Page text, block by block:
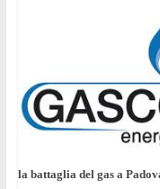
la battaglia del gas a